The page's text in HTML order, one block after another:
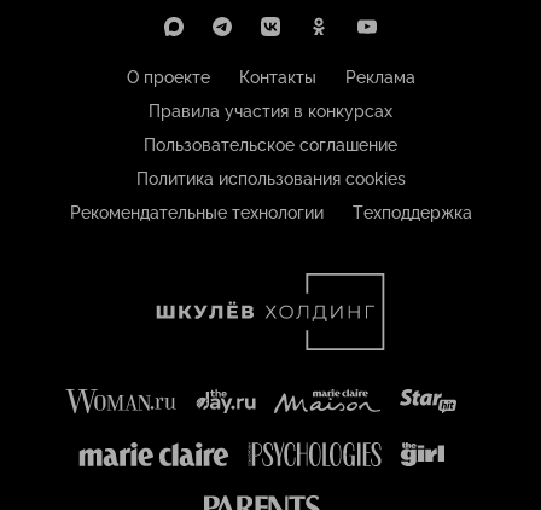
О проекте Контакты
Реклама
Правила участия в конкурсах
Пользовательское соглашение
Политика использования cookies
Рекомендательные технологии
Техподдержка